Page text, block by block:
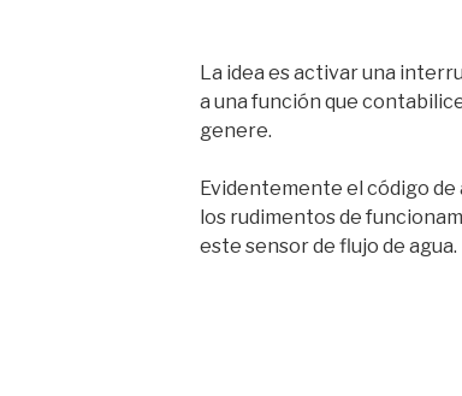
La idea es activar una
a una función que
genere.
Evidentemente el código
los rudimentos de
este sensor de flujo de agua.